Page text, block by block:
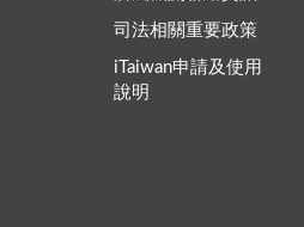
司法相關重要政策
iTaiwan申請及使用
說明